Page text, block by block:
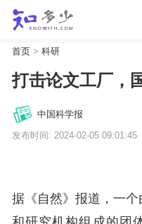
首页> 科研
打击论文工厂，
中国科学报
发布时间: 2024-02-05 09:01:45
据《自然》报道，一